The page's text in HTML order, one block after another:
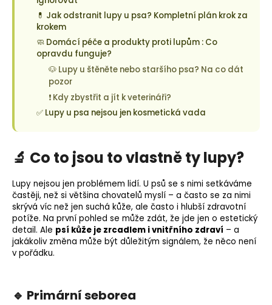
💊 Jak odstranit lupy u psa? Kompletní plán krok za
krokem
🧼 Domácí péče a produkty proti lupům : Co
opravdu funguje?
🐶 Lupy u štěněte nebo staršího psa? Na co dát
pozor
❗ Kdy zbystřit a jít k veterináři?
✅ Lupy u psa nejsou jen kosmetická vada
🔬 Co to jsou to vlastně ty lupy?
Lupy nejsou jen problémem lidí. U psů se s nimi setkáváme
častěji, než si většina chovatelů myslí – a často se za nimi
skrývá víc než jen suchá kůže, ale často i hlubší zdravotní
potíže. Na první pohled se může zdát, že jde jen o estetický
detail. Ale psí kůže je zrcadlem i vnitřního zdraví – a
jakákoliv změna může být důležitým signálem, že něco není
v pořádku.
🔹 Primární seborea